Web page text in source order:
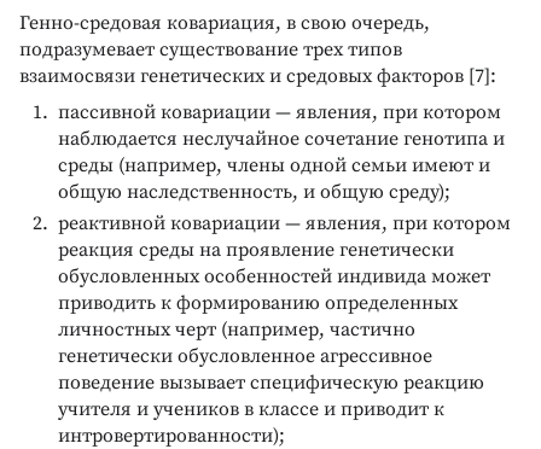
Генно-средовая ковариация, в свою очередь,
подразумевает существование трех типов
взаимосвязи генетических и средовых факторов [7]:
пассивной ковариации — явления, при котором
наблюдается неслучайное сочетание генотипа и
среды (например, члены одной семьи имеют и
общую наследственность, и общую среду);
реактивной ковариации — явления, при котором
реакция среды на проявление генетически
обусловленных особенностей индивида может
приводить к формированию определенных
личностных черт (например, частично
генетически обусловленное агрессивное
поведение вызывает специфическую реакцию
учителя и учеников в классе и приводит к
интровертированности);